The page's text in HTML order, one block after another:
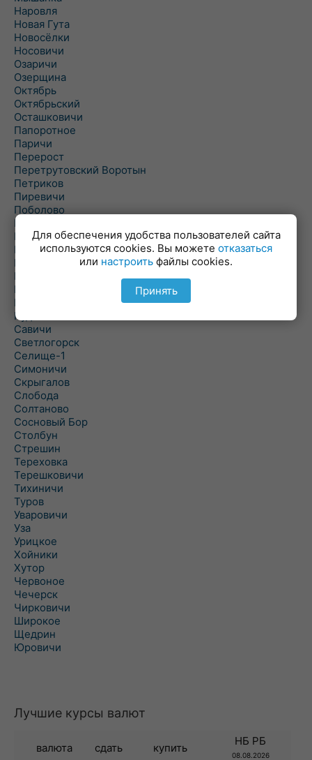
Наровля
Новая Гута
Новосёлки
Носовичи
Озаричи
Озерщина
Октябрь
Октябрьский
Осташковичи
Папоротное
Паричи
Перерост
Перетрутовский Воротын
Петриков
Пиревичи
Поболово
Поколюбичи
Полесье
Птичь
Речица
Ровенская Слобода
Рогачев
Рогинь
Рудня
Савичи
Светлогорск
Селище-1
Симоничи
Скрыгалов
Слобода
Солтаново
Сосновый Бор
Столбун
Стрешин
Тереховка
Терешковичи
Тихиничи
Туров
Уваровичи
Уза
Урицкое
Хойники
Хутор
Червоное
Чечерск
Чирковичи
Широкое
Щедрин
Юровичи
Лучшие курсы валют
валюта сдать купить
НБ РБ
08.08.2026
Для обеспечения удобства пользователей сайта
используются cookies. Вы можете отказаться
или настроить файлы cookies.
Принять